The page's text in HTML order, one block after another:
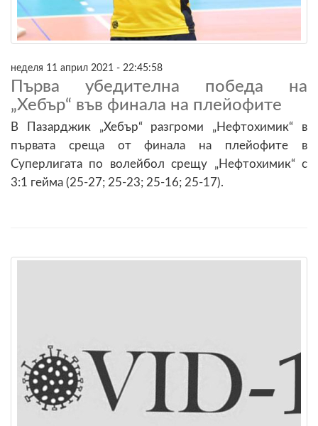
неделя 11 април 2021 - 22:45:58
Първа убедителна победа на
„Хебър“ във финала на плейофите
В Пазарджик „Хебър“ разгроми „Нефтохимик“ в
първата среща от финала на плейофите в
Суперлигата по волейбол срещу „Нефтохимик“ с
3:1 гейма (25-27; 25-23; 25-16; 25-17).